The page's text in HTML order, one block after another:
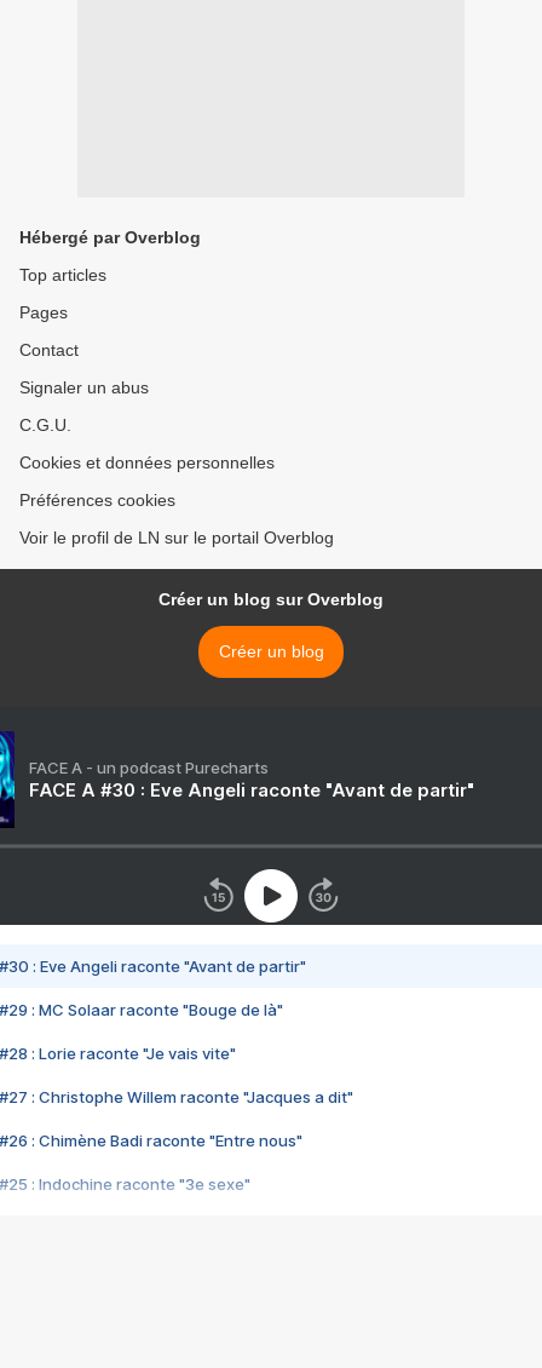
Hébergé par Overblog
Top articles
Pages
Contact
Signaler un abus
C.G.U.
Cookies et données personnelles
Préférences cookies
Voir le profil de LN sur le portail Overblog
Créer un blog sur Overblog
Créer un blog
FACE A - un podcast Purecharts
FACE A #30 : Eve Angeli raconte "Avant de partir"
#30 : Eve Angeli raconte "Avant de partir"
#29 : MC Solaar raconte "Bouge de là"
#28 : Lorie raconte "Je vais vite"
#27 : Christophe Willem raconte "Jacques a dit"
#26 : Chimène Badi raconte "Entre nous"
#25 : Indochine raconte "3e sexe"